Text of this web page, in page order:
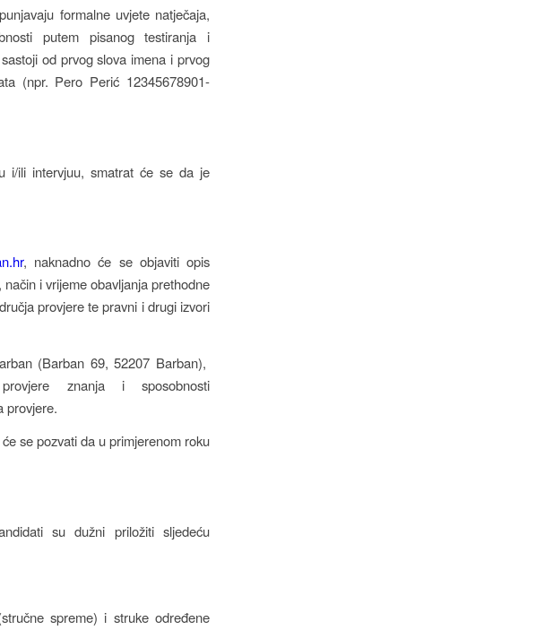
formalne uvjete natječaja,
putem pisanog testiranja i
od prvog slova imena i prvog
(npr. Pero Perić 12345678901-
i/ili intervjuu, smatrat će se da je
, naknadno će se objaviti opis
i vrijeme obavljanja prethodne
provjere te pravni i drugi izvori
(Barban 69, 52207 Barban),
znanja i sposobnosti
provjere.
se pozvati da u primjerenom roku
su dužni priložiti sljedeću
spreme) i struke određene